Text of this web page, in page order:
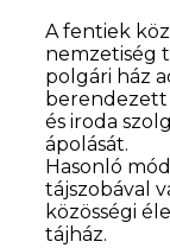
A fentiek
nemzetiség
polgári ház
berendezett
és iroda
ápolását.
Hasonló
tájszobával
közösségi
tájház.